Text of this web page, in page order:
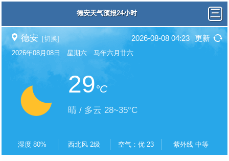
德安天气预报24小时
德安 [切换] 2026-08-08 04:23 更新
2026年08月08日 星期六 马年六月廿六
29°C
晴 / 多云 28~35°C
湿度 80% 西北风 2级 空气：优 23 紫外线 中等